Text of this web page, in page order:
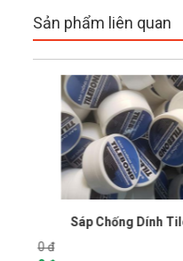
Sản phẩm liên quan
NaN %
Súng